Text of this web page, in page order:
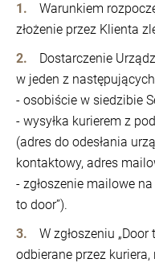
Warunkiem
złożenie przez Klienta
Dostarczenie
w jeden z
- osobiście w siedzibie
- wysyłka kurierem z
(adres do odesłania
kontaktowy, adres
- zgłoszenie mailowe
to door”).
W zgłoszeniu
odbierane przez